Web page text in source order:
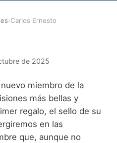
empiezan por D
empiezan por E
empiezan por F
Asturianos
Niño Baleares
Niño Canarios
Niño Celtas
Niño Egipcios
Niño Griegos
Niño Alemanes
Americanos
Niño Arabes
›Carlos Ernesto
de 2025
miembro de la
más bellas y
regalo, el sello de su
en las
que, aunque no